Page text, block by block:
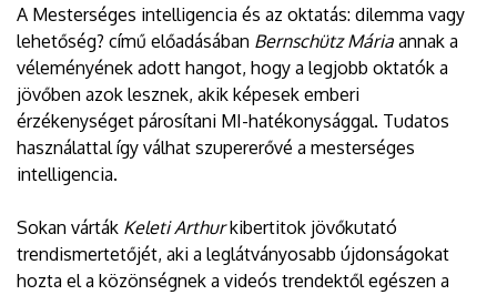
A Mesterséges intelligencia és az oktatás: dilemma vagy
lehetőség? című előadásában Bernschütz Mária annak a
véleményének adott hangot, hogy a legjobb oktatók a
jövőben azok lesznek, akik képesek emberi
érzékenységet párosítani MI-hatékonysággal. Tudatos
használattal így válhat szupererővé a mesterséges
intelligencia.
Sokan várták Keleti Arthurkibertitok jövőkutató
trendismertetőjét, aki a leglátványosabb újdonságokat
hozta el a közönségnek a videós trendektől egészen a